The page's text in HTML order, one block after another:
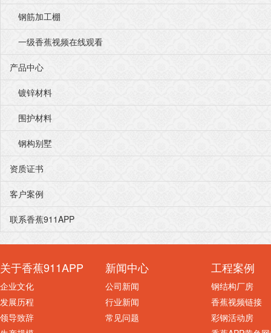
钢筋加工棚
一级香蕉视频在线观看
产品中心
镀锌材料
围护材料
钢构别墅
资质证书
客户案例
联系香蕉911APP
关于香蕉911APP
企业文化
发展历程
领导致辞
新闻中心
公司新闻
行业新闻
常见问题
工程案例
钢结构厂房
香蕉视频链接
彩钢活动房